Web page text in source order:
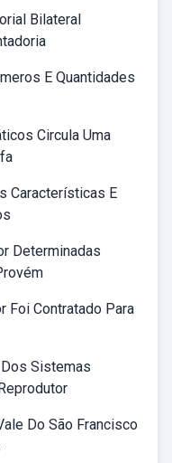
Bilateral
E Quantidades
Circula Uma
Características E
Determinadas
Foi Contratado Para
Sistemas
Do São Francisco